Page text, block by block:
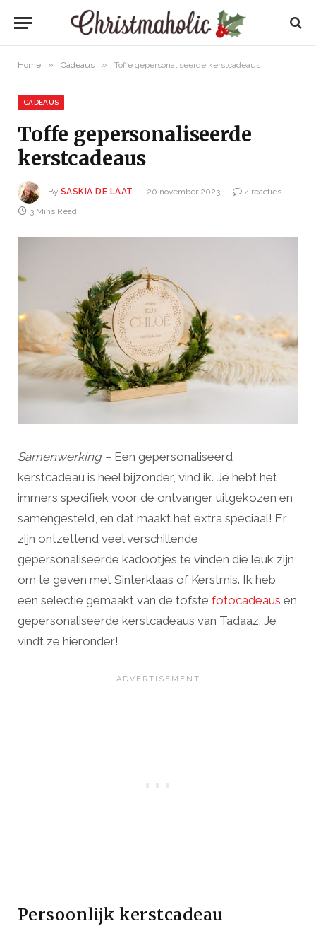
Home » Cadeaus » Toffe gepersonaliseerde kerstcadeaus
CADEAUS
Toffe gepersonaliseerde
kerstcadeaus
By SASKIA DE LAAT 20 november 2023
4 reacties
3 Mins Read
Samenwerking – Een gepersonaliseerd
kerstcadeau is heel bijzonder, vind ik. Je hebt het
immers specifiek voor de ontvanger uitgekozen en
samengesteld, en dat maakt het extra speciaal! Er
zijn ontzettend veel verschillende
gepersonaliseerde kadootjes te vinden die leuk zijn
om te geven met Sinterklaas of Kerstmis. Ik heb
een selectie gemaakt van de tofste fotocadeaus en
gepersonaliseerde kerstcadeaus van Tadaaz. Je
vindt ze hieronder!
Persoonlijk kerstcadeau